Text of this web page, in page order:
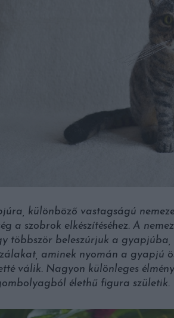
különböző vastagságú
a szobrok elkészítéséhez. A
többször beleszúrjuk a gyapjúba,
aminek nyomán a gyapjú
válik. Nagyon különleges
élethű figura születik.